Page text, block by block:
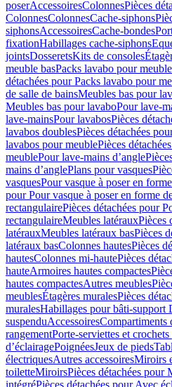
poserAccessoiresColonnesPièces
ColonnesColonnesCache-siphons
siphonsAccessoiresCache-bondes
fixationHabillages cache-siphons
jointsDosseretsKits de consoles
meuble basPacks lavabo pour
détachées pour Packs lavabo pour
de salle de bainsMeubles bas pour
Meubles bas pour lavaboPour lave-
lave-mainsPour lavabosPièces
lavabos doublesPièces détachées
lavabos pour meublePièces
meublePour lave-mains d’angle
mains d’anglePlans pour vasques
vasquesPour vasque à poser en
pour Pour vasque à poser en forme
rectangulairePièces détachées pour
rectangulaireMeubles latérauxPièces
latérauxMeubles latéraux basPièces
latéraux basColonnes hautesPièces
hautesColonnes mi-hautePièces
hauteArmoires hautes compactes
hautes compactesAutres meubles
meublesÉtagères muralesPièces
muralesHabillages pour bâti-support
suspenduAccessoiresCompartiments
rangementPorte-serviettes et
d’éclairagePoignéesJeux de pieds
électriquesAutres accessoiresMiroirs
toiletteMiroirsPièces détachées pour
intégréPièces détachées pour Avec